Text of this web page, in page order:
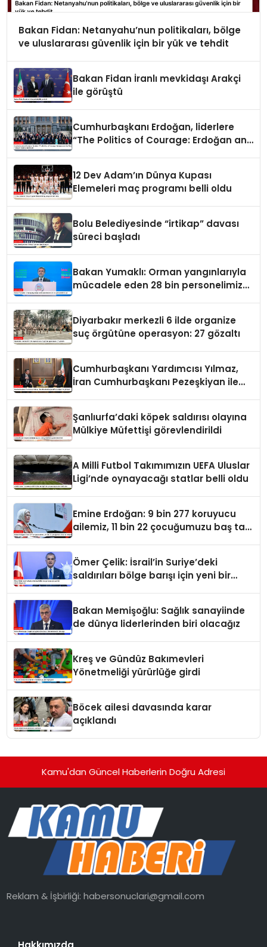
Bakan Fidan: Netanyahu’nun politikaları, bölge
ve uluslararası güvenlik için bir yük ve tehdit
Bakan Fidan İranlı mevkidaşı Arakçi
ile görüştü
Cumhurbaşkanı Erdoğan, liderlere
“The Politics of Courage: Erdoğan and
12 Dev Adam’ın Dünya Kupası
Elemeleri maç programı belli oldu
Bolu Belediyesinde “irtikap” davası
süreci başladı
Bakan Yumaklı: Orman yangınlarıyla
mücadele eden 28 bin personelimiz
Diyarbakır merkezli 6 ilde organize
suç örgütüne operasyon: 27 gözaltı
Cumhurbaşkanı Yardımcısı Yılmaz,
İran Cumhurbaşkanı Pezeşkiyan ile
Şanlıurfa’daki köpek saldırısı olayına
Mülkiye Müfettişi görevlendirildi
A Milli Futbol Takımımızın UEFA Uluslar
Ligi’nde oynayacağı statlar belli oldu
Emine Erdoğan: 9 bin 277 koruyucu
ailemiz, 11 bin 22 çocuğumuzu baş tacı
Ömer Çelik: İsrail’in Suriye’deki
saldırıları bölge barışı için yeni bir
Bakan Memişoğlu: Sağlık sanayiinde
de dünya liderlerinden biri olacağız
Kreş ve Gündüz Bakımevleri
Yönetmeliği yürürlüğe girdi
Böcek ailesi davasında karar
açıklandı
Kamu'dan Güncel Haberlerin Doğru Adresi
Reklam & İşbirliği:habersonuclari@gmail.com